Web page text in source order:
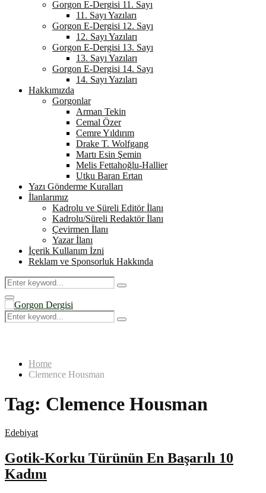
Gorgon E-Dergisi 11. Sayı
11. Sayı Yazıları
Gorgon E-Dergisi 12. Sayı
12. Sayı Yazıları
Gorgon E-Dergisi 13. Sayı
13. Sayı Yazıları
Gorgon E-Dergisi 14. Sayı
14. Sayı Yazıları
Hakkımızda
Gorgonlar
Arman Tekin
Cemal Özer
Cemre Yıldırım
Drake T. Wolfgang
Martı Esin Şemin
Melis Fettahoğlu-Hallier
Utku Baran Ertan
Yazı Gönderme Kuralları
İlanlarımız
Kadrolu ve Süreli Editör İlanı
Kadrolu/Süreli Redaktör İlanı
Çevirmen İlanı
Yazar İlanı
İçerik Kullanım İzni
Reklam ve Sponsorluk Hakkında
Search
for:
Search
Primary
Menu
Search
for:
Search
Home
Clemence Housman
Tag: Clemence Housman
Edebiyat
Gotik-Korku Türünün En Başarılı 10
Kadını